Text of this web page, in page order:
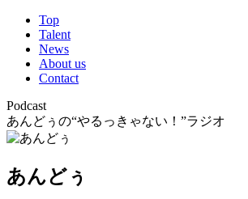
Top
Talent
News
About us
Contact
Podcast
あんどぅの“やるっきゃない！”ラジオ
あんどぅ